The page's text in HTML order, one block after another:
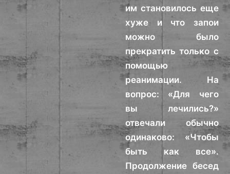
им становилось еще
хуже и что запои
можно было
прекратить только с
помощью
реанимации. На
вопрос: «Для чего
вы лечились?»
отвечали обычно
одинаково: «Чтобы
быть как все».
Продолжение бесед